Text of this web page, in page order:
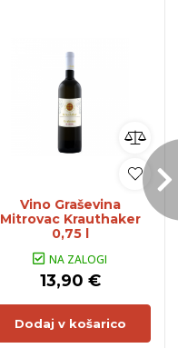
Vino Graševina
Mitrovac Krauthaker
0,75 l
NA ZALOGI
13,90 €
Dodaj v košarico